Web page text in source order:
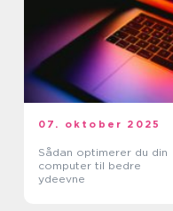
07. oktober 2025
Sådan optimerer du din
computer til bedre
ydeevne